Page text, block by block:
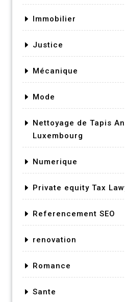
Immobilier
Justice
Mécanique
Mode
Nettoyage de Tapis
Luxembourg
Numerique
Private equity Tax
Referencement SEO
renovation
Romance
Sante